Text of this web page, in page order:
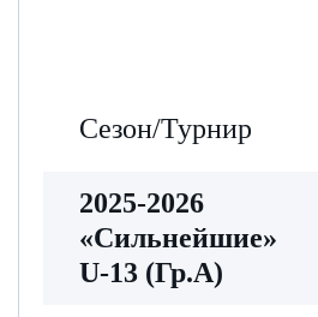
Сезон/Турнир
2025-2026
«Сильнейшие»
U-13 (Гр.А)